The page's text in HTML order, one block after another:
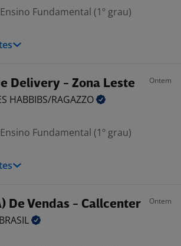
Ensino Fundamental (1º grau)
Delivery - Zona Leste Ontem
HABBIBS/RAGAZZO
Ensino Fundamental (1º grau)
De Vendas - Callcenter Ontem
BRASIL